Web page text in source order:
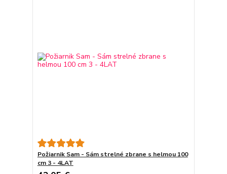
Požiarnik Sam - Sám strelné zbrane s helmou 100
cm 3 - 4LAT